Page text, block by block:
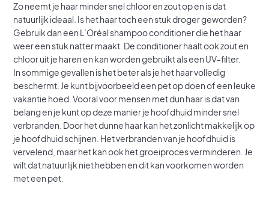
Zo neemt je haar minder snel chloor en zout op en is dat
natuurlijk ideaal. Is het haar toch een stuk droger geworden?
Gebruik dan een L’Oréal shampoo conditioner die het haar
weer een stuk natter maakt. De conditioner haalt ook zout en
chloor uit je haren en kan worden gebruikt als een UV-filter.
In sommige gevallen is het beter als je het haar volledig
beschermt. Je kunt bijvoorbeeld een pet op doen of een leuke
vakantie hoed. Vooral voor mensen met dun haar is dat van
belang en je kunt op deze manier je hoofdhuid minder snel
verbranden. Door het dunne haar kan het zonlicht makkelijk op
je hoofdhuid schijnen. Het verbranden van je hoofdhuid is
vervelend, maar het kan ook het groeiproces verminderen. Je
wilt dat natuurlijk niet hebben en dit kan voorkomen worden
met een pet.